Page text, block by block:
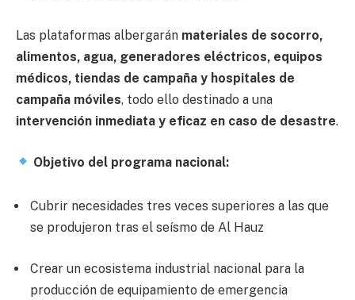
Las plataformas albergarán materiales de socorro,
alimentos, agua, generadores eléctricos, equipos
médicos, tiendas de campaña y hospitales de
campaña móviles, todo ello destinado a una
intervención inmediata y eficaz en caso de desastre.
Objetivo del programa nacional:
Cubrir necesidades tres veces superiores a las que
se produjeron tras el seísmo de Al Hauz
Crear un ecosistema industrial nacional para la
producción de equipamiento de emergencia